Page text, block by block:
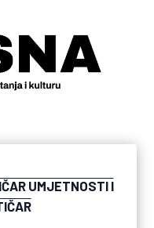
UMJETNOSTI I